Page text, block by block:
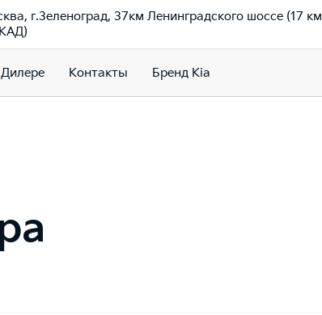
г.Зеленоград, 37км Ленинградского шоссе (17 км
Контакты Бренд Kia